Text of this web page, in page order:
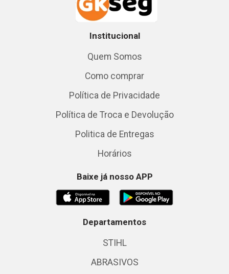
Institucional
Quem Somos
Como comprar
Política de Privacidade
Política de Troca e Devolução
Politica de Entregas
Horários
Baixe já nosso APP
Departamentos
STIHL
ABRASIVOS